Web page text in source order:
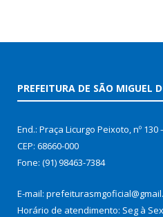
PREFEITURA DE SÃO MIGUEL
End.: Praça Licurgo Peixoto, nº 130
CEP: 68660-000
Fone: (91) 98463-7384
E-mail:
Horário de atendimento: Seg à